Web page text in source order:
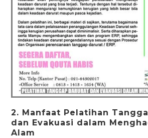
2. Manfaat Pelatihan
dan Evakuasi dalam
Alam